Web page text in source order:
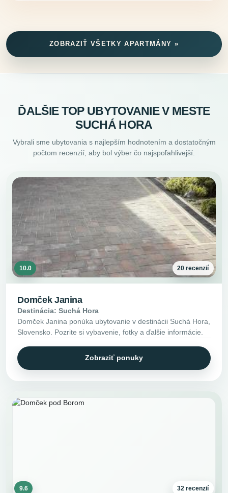
ZOBRAZIŤ VŠETKY APARTMÁNY »
ĎALŠIE TOP UBYTOVANIE V MESTE
SUCHÁ HORA
Vybrali sme ubytovania s najlepším hodnotením a dostatočným
počtom recenzií, aby bol výber čo najspoľahlivejší.
10.0 20 recenzií
Domček Janina
Destinácia: Suchá Hora
Domček Janina ponúka ubytovanie v destinácii Suchá Hora,
Slovensko. Pozrite si vybavenie, fotky a ďalšie informácie.
Zobraziť ponuky
9.6 32 recenzií